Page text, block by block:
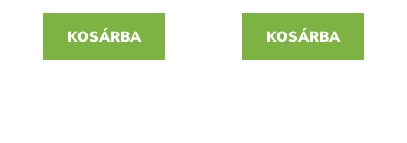
KOSÁRBA KOSÁRBA